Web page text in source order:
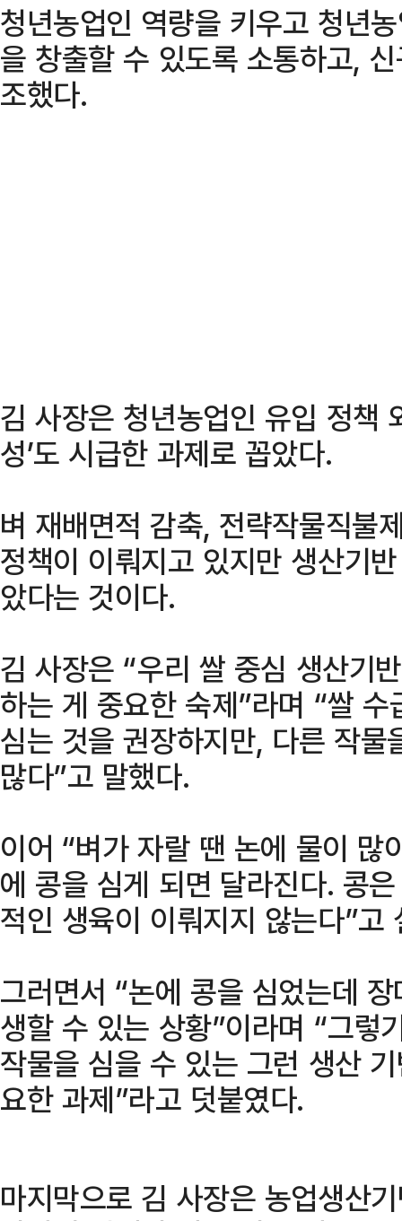
청년농업인 역량을 키우고 청년
을 창출할 수 있도록 소통하고,
조했다.
김 사장은 청년농업인 유입 정책
성’도 시급한 과제로 꼽았다.
벼 재배면적 감축, 전략작물직불
정책이 이뤄지고 있지만 생산기
았다는 것이다.
김 사장은 “우리 쌀 중심 생산기
하는 게 중요한 숙제”라며 “쌀
심는 것을 권장하지만, 다른 작
많다”고 말했다.
이어 “벼가 자랄 땐 논에 물이 많
에 콩을 심게 되면 달라진다. 콩
적인 생육이 이뤄지지 않는다”고
그러면서 “논에 콩을 심었는데
생할 수 있는 상황”이라며 “그렇
작물을 심을 수 있는 그런 생산
요한 과제”라고 덧붙였다.
마지막으로 김 사장은 농업생산